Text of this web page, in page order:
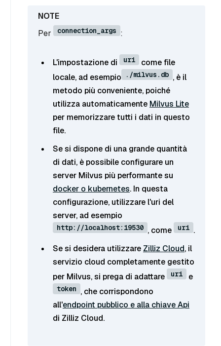
Per connection_args :
L'impostazione di uri
come file
locale, ad esempio
./milvus.db , è il
metodo più conveniente, poiché
utilizza automaticamente Milvus Lite
per memorizzare tutti i dati in questo
file.
Se si dispone di una grande quantità
di dati, è possibile configurare un
server Milvus più performante su
docker o kubernetes. In questa
configurazione, utilizzare l'uri del
server, ad esempio
http://localhost:19530 , come uri .
Se si desidera utilizzare Zilliz Cloud, il
servizio cloud completamente gestito
per Milvus, si prega di adattare
uri e
token , che corrispondono
all'endpoint pubblico e alla chiave Api
di Zilliz Cloud.